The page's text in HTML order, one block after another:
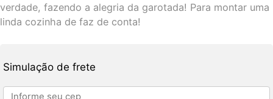
verdade, fazendo a alegria da garotada! Para montar uma
linda cozinha de faz de conta!
Simulação de frete